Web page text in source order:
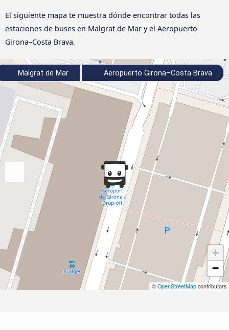
El siguiente mapa te muestra dónde encontrar todas las
estaciones de buses en Malgrat de Mar y el Aeropuerto
Girona–Costa Brava.
+
−
© OpenStreetMap contributors
Malgrat de Mar Aeropuerto Girona–Costa Brava